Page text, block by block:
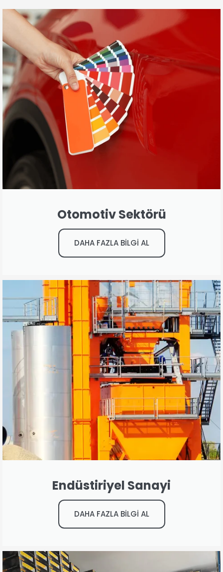
Otomotiv Sektörü
DAHA FAZLA BİLGİ AL
Endüstiriyel Sanayi
DAHA FAZLA BİLGİ AL